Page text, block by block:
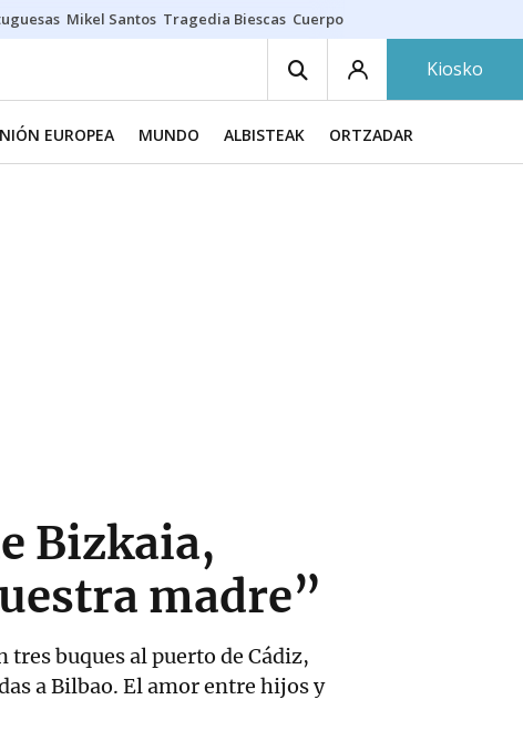
Mikel Santos Tragedia Biescas Cuerpo ría
Kiosko
EUROPEA MUNDO ALBISTEAK ORTZADAR
Bizkaia,
madre”
tres buques al puerto de Cádiz,
a Bilbao. El amor entre hijos y